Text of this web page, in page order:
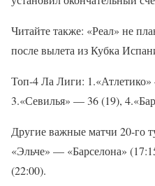
Читайте также: «Реал» не
после вылета из Кубка
Топ-4 Ла Лиги:
3.«Севилья» — 36 (19),
Другие важные матчи 20-го
«Эльче» — «Барселона»
(22:00).